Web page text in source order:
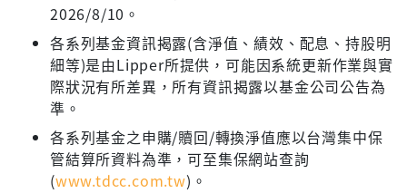
2026/8/10。
各系列基金資訊揭露(含淨值、績效、配息、持股明
細等)是由Lipper所提供，可能因系統更新作業與實
際狀況有所差異，所有資訊揭露以基金公司公告為
準。
各系列基金之申購/贖回/轉換淨值應以台灣集中保
管結算所資料為準，可至集保網站查詢
(www.tdcc.com.tw)。